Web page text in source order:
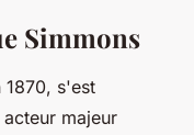
Simmons
1870, s'est
majeur